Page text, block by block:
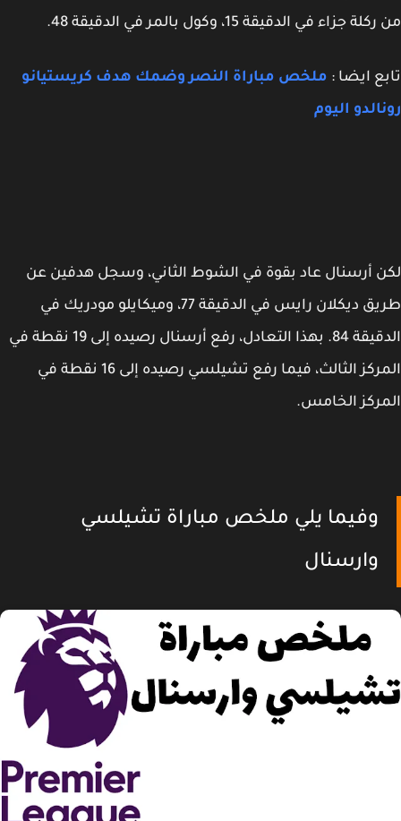
جزاء في الدقيقة 15، وكول بالمر في الدقيقة 48.
ايضا :ملخص مباراة النصر وضمك هدف كريستيانو
اليوم
أرسنال عاد بقوة في الشوط الثاني، وسجل هدفين عن
طريق ديكلان رايس في الدقيقة 77، وميكايلو مودريك في
الدقيقة 84. بهذا التعادل، رفع أرسنال رصيده إلى 19 نقطة في
المركز الثالث، فيما رفع تشيلسي رصيده إلى 16 نقطة في
الخامس.
وفيما يلي ملخص مباراة تشيلسي
وارسنال